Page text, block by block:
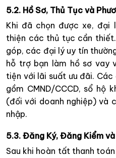
5.2. Hồ Sơ, Thủ Tục và
Khi đã chọn được xe, đại
thiện các thủ tục cần
góp, các đại lý uy tín
hỗ trợ bạn làm hồ sơ vay
tiện với lãi suất ưu đãi.
gồm CMND/CCCD, sổ hộ
(đối với doanh nghiệp) và
nhập.
5.3. Đăng Ký, Đăng Kiểm
Sau khi hoàn tất thanh